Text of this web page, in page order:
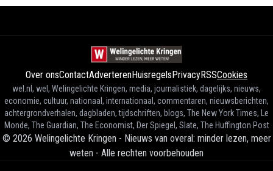
Over onsContactAdverterenHuisregels PrivacyRSSCookies
wel.nl, wel, Welingelichte Kringen, media, journalistiek, dagelijks, nieuws,
economie, cultuur, nationaal, internationaal, commentaren, nieuwsberichten,
achtergrondverhalen, dagbladen, tijdschriften, blogs, The New York Times, Le
Monde, The Guardian, The Economist, Der Spiegel, Slate, The Huffington Post
© 2026 Welingelichte Kringen - Nieuws van overal: minder lezen, meer
weten - Alle rechten voorbehouden